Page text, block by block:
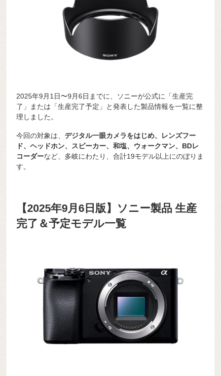
2025年9月1日〜9月6日までに、ソニーが公式に「生産完
了」または「生産完了予定」と発表した製品情報を一覧に整
理しました。
今回の対象は、デジタル一眼カメラをはじめ、レンズフー
ド、ヘッドホン、スピーカー、和塩、ウォークマン、BDレ
コーダーなど、多岐にわたり、合計19モデル以上にのぼりま
す。
【2025年9月6日版】ソニー製品 生産
完了＆予定モデル一覧